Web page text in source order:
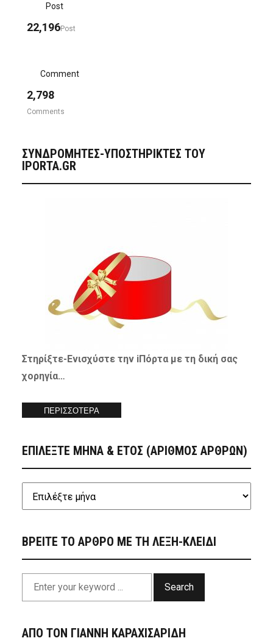
Post
22,196Post
Comment
2,798
Comments
ΣΥΝΔΡΟΜΗΤΈΣ-ΥΠΟΣΤΗΡΙΚΤΈΣ ΤΟΥ
IPORTA.GR
Στηρίξτε-Ενισχύστετην iΠόρτα με τη δική σας
χορηγία…
ΠΕΡΙΣΣΟΤΕΡΑ
ΕΠΙΛΕΞΤΕ ΜΗΝΑ & ΕΤΟΣ (ΑΡΙΘΜΟΣ ΑΡΘΡΩΝ)
ΒΡΕΙΤΕ ΤΟ ΑΡΘΡΟ ΜΕ ΤΗ ΛΕΞΗ-ΚΛΕΙΔΙ
Search
ΑΠΟ ΤΟΝ ΓΙΑΝΝΗ ΚΑΡΑΧΙΣΑΡΙΔΗ